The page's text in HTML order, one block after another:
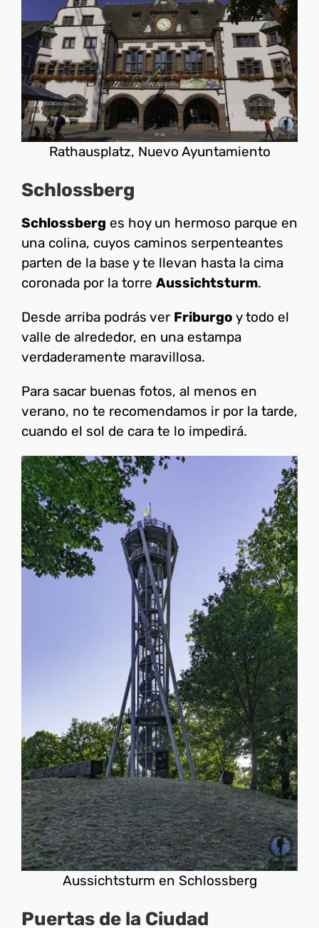
Rathausplatz, Nuevo Ayuntamiento
Schlossberg
Schlossberg es hoy un hermoso parque en
una colina, cuyos caminos serpenteantes
parten de la base y te llevan hasta la cima
coronada por la torre Aussichtsturm.
Desde arriba podrás ver Friburgo y todo el
valle de alrededor, en una estampa
verdaderamente maravillosa.
Para sacar buenas fotos, al menos en
verano, no te recomendamos ir por la tarde,
cuando el sol de cara te lo impedirá.
Aussichtsturm en Schlossberg
Puertas de la Ciudad